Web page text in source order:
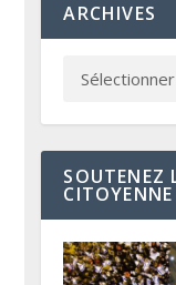
ARCHIVES
SOUTENEZ